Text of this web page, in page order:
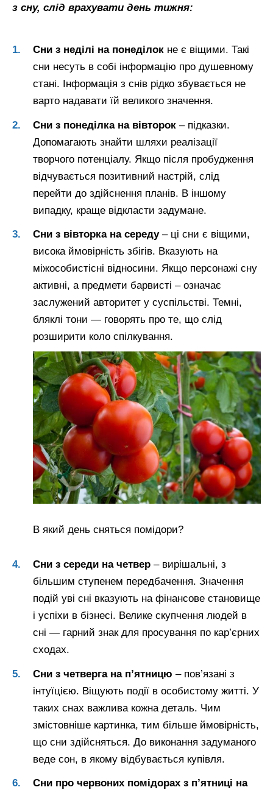
з сну, слід врахувати день тижня:
Сни з неділі на понеділок не є віщими. Такі
сни несуть в собі інформацію про душевному
стані. Інформація з снів рідко збувається не
варто надавати їй великого значення.
Сни з понеділка на вівторок – підказки.
Допомагають знайти шляхи реалізації
творчого потенціалу. Якщо після пробудження
відчувається позитивний настрій, слід
перейти до здійснення планів. В іншому
випадку, краще відкласти задумане.
Сни з вівторка на середу– ці сни є віщими,
висока ймовірність збігів. Вказують на
міжособистісні відносини. Якщо персонажі сну
активні, а предмети барвисті – означає
заслужений авторитет у суспільстві. Темні,
бляклі тони — говорять про те, що слід
розширити коло спілкування.
В який день сняться помідори?
Сни з середи на четвер – вирішальні, з
більшим ступенем передбачення. Значення
подій уві сні вказують на фінансове становище
і успіхи в бізнесі. Велике скупчення людей в
сні — гарний знак для просування по кар’єрних
сходах.
Сни з четверга на п’ятницю – пов’язані з
інтуїцією. Віщують події в особистому житті. У
таких снах важлива кожна деталь. Чим
змістовніше картинка, тим більше ймовірність,
що сни здійсняться. До виконання задуманого
веде сон, в якому відбувається купівля.
Сни про червоних помідорах з п’ятниці на